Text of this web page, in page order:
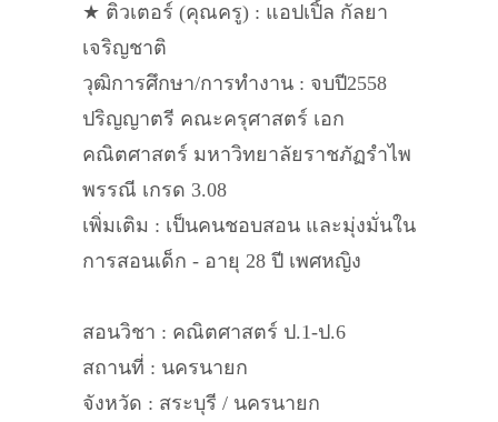
★ ติวเตอร์ (คุณครู) : แอปเปิ้ล กัลยา
เจริญชาติ
วุฒิการศึกษา/การทำงาน : จบปี2558
ปริญญาตรี คณะครุศาสตร์ เอก
คณิตศาสตร์ มหาวิทยาลัยราชภัฏรำไพ
พรรณี เกรด 3.08
เพิ่มเติม : เป็นคนชอบสอน และมุ่งมั่นใน
การสอนเด็ก - อายุ 28 ปี เพศหญิง
สอนวิชา : คณิตศาสตร์ ป.1-ป.6
สถานที่ : นครนายก
จังหวัด : สระบุรี / นครนายก